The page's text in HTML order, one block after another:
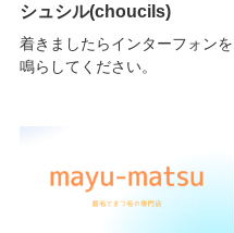
シュシル(choucils)
着きましたらインターフォンを
鳴らしてください。